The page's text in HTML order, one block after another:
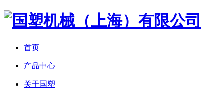
首页
产品中心
关于国塑